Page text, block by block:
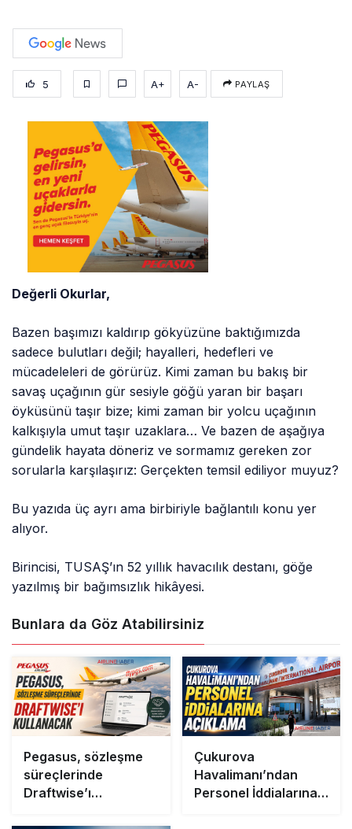
5 A+ A- PAYLAŞ
Değerli Okurlar,
Bazen başımızı kaldırıp gökyüzüne baktığımızda
sadece bulutları değil; hayalleri, hedefleri ve
mücadeleleri de görürüz. Kimi zaman bu bakış bir
savaş uçağının gür sesiyle göğü yaran bir başarı
öyküsünü taşır bize; kimi zaman bir yolcu uçağının
kalkışıyla umut taşır uzaklara… Ve bazen de aşağıya
gündelik hayata döneriz ve sormamız gereken zor
sorularla karşılaşırız: Gerçekten temsil ediliyor muyuz?
Bu yazıda üç ayrı ama birbiriyle bağlantılı konu yer
alıyor.
Birincisi, TUSAŞ’ın 52 yıllık havacılık destanı, göğe
yazılmış bir bağımsızlık hikâyesi.
Bunlara da Göz Atabilirsiniz
Pegasus, sözleşme
süreçlerinde
Draftwise’ı
Çukurova
Havalimanı’ndan
Personel İddialarına